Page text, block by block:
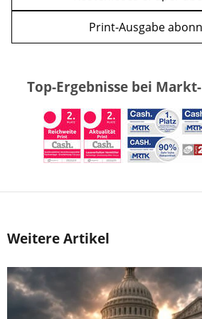
Print-Ausgabe
Top-Ergebnisse bei
Weitere Artikel